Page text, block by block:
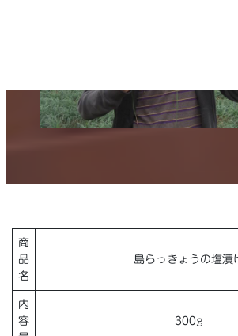
商
品
名
島らっきょうの塩漬
内
容
300g